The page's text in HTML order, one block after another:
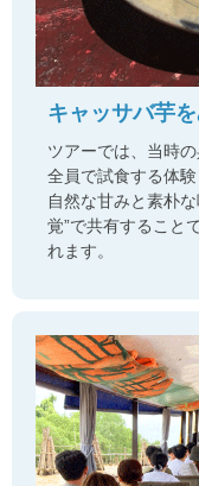
キャッサバ芋
ツアーでは、当時
全員で試食する体
自然な甘みと素朴
覚”で共有すること
れます。